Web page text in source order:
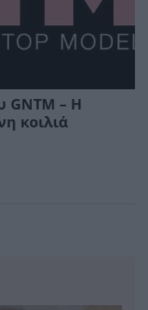
GNTM – Η
κοιλιά